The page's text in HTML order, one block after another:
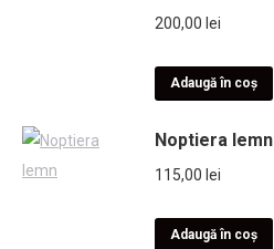
200,00 lei
Adaugă în coș
Noptiera lemn
115,00 lei
Adaugă în coș